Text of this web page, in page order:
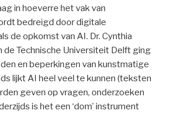
in hoeverre het vak van
bedreigd door digitale
de opkomst van AI. Dr. Cynthia
de Technische Universiteit Delft ging
en beperkingen van kunstmatige
lijkt AI heel veel te kunnen (teksten
geven op vragen, onderzoeken
is het een ‘dom’ instrument